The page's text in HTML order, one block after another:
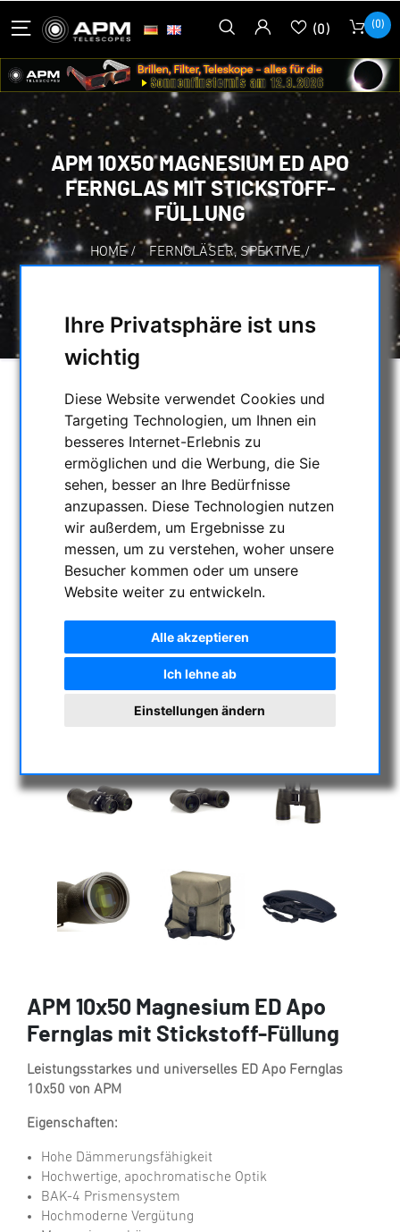
Ihre Privatsphäre ist uns
wichtig
Diese Website verwendet Cookies und
Targeting Technologien, um Ihnen ein
besseres Internet-Erlebnis zu
ermöglichen und die Werbung, die Sie
sehen, besser an Ihre Bedürfnisse
anzupassen. Diese Technologien nutzen
wir außerdem, um Ergebnisse zu
messen, um zu verstehen, woher unsere
Besucher kommen oder um unsere
Website weiter zu entwickeln.
Alle akzeptieren
Ich lehne ab
Einstellungen ändern
(0) (0)
APM 10X50 MAGNESIUM ED APO
FERNGLAS MIT STICKSTOFF-
FÜLLUNG
HOME / FERNGLÄSER, SPEKTIVE /
MIT STICKSTOFF-FÜLLUNG
APM 10x50 Magnesium ED Apo
Fernglas mit Stickstoff-Füllung
Leistungsstarkes und universelles ED Apo Fernglas
10x50 von APM
Eigenschaften:
Hohe Dämmerungsfähigkeit
Hochwertige, apochromatische Optik
BAK-4 Prismensystem
Hochmoderne Vergütung